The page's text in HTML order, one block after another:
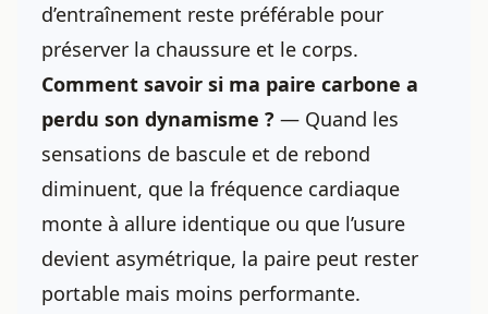
d’entraînement reste préférable pour
préserver la chaussure et le corps.
Comment savoir si ma paire carbone a
perdu son dynamisme ? — Quand les
sensations de bascule et de rebond
diminuent, que la fréquence cardiaque
monte à allure identique ou que l’usure
devient asymétrique, la paire peut rester
portable mais moins performante.